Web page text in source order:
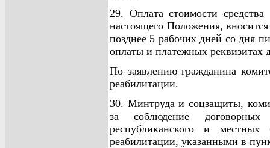
29. Оплата стоимости
настоящего Положения,
позднее 5 рабочих дней со дня
оплаты и платежных реквизитах
По заявлению гражданина
реабилитации.
30. Минтруда и соцзащиты,
за соблюдение договорных
республиканского и
реабилитации, указанными в